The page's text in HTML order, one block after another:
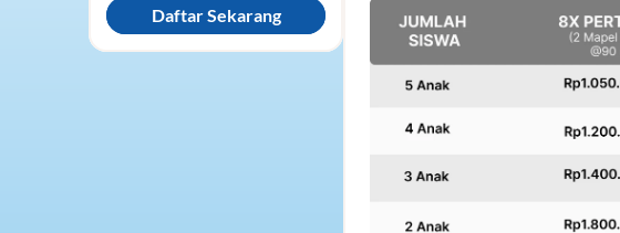
Daftar Sekarang